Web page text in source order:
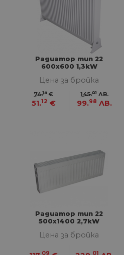
Радиатор тип 22
600х600 1,3kW
Цена за бройка
74.14 €
51.12 €
145.01 ЛВ.
99.98 ЛВ.
Радиатор тип 22
500x1400 2,7kW
Цена за бройка
09 01